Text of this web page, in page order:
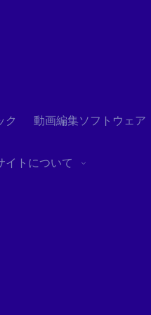
ク 動画編集ソフトウェア
イトについて